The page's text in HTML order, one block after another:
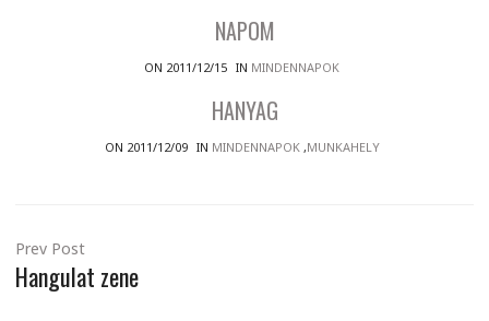
NAPOM
ON 2011/12/15 IN MINDENNAPOK
HANYAG
ON 2011/12/09 IN MINDENNAPOK,MUNKAHELY
Prev Post
Hangulat zene